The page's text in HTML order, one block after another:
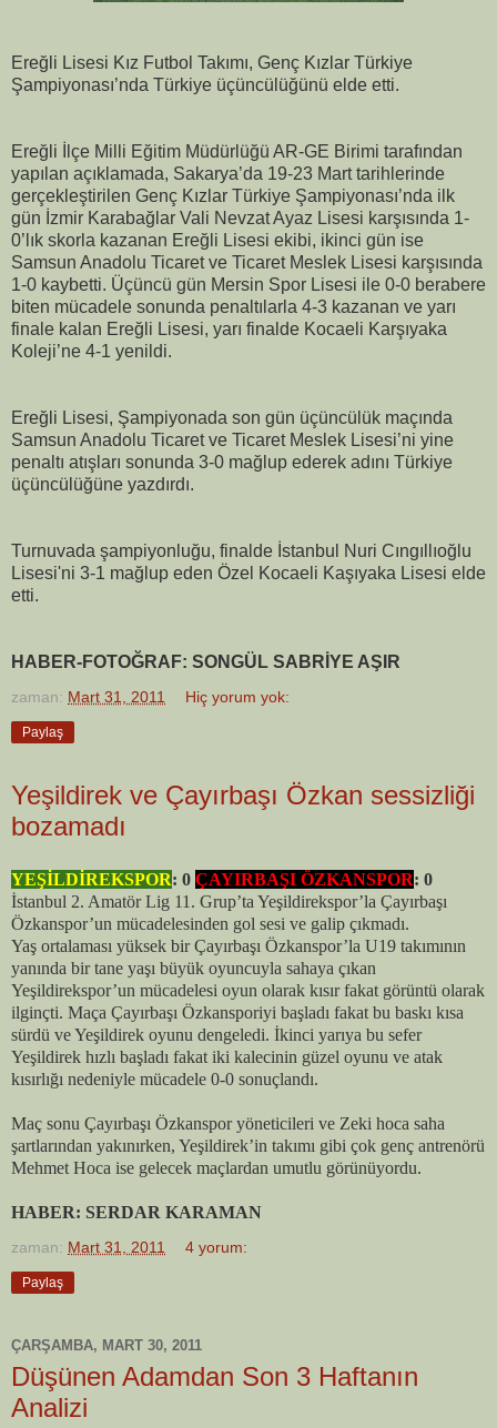
Ereğli Lisesi Kız Futbol Takımı, Genç Kızlar Türkiye
Şampiyonası’nda Türkiye üçüncülüğünü elde etti.
Ereğli İlçe Milli Eğitim Müdürlüğü AR-GE Birimi tarafından
yapılan açıklamada, Sakarya’da 19-23 Mart tarihlerinde
gerçekleştirilen Genç Kızlar Türkiye Şampiyonası’nda ilk
gün İzmir Karabağlar Vali Nevzat Ayaz Lisesi karşısında 1-
0’lık skorla kazanan Ereğli Lisesi ekibi, ikinci gün ise
Samsun Anadolu Ticaret ve Ticaret Meslek Lisesi karşısında
1-0 kaybetti. Üçüncü gün Mersin Spor Lisesi ile 0-0 berabere
biten mücadele sonunda penaltılarla 4-3 kazanan ve yarı
finale kalan Ereğli Lisesi, yarı finalde Kocaeli Karşıyaka
Koleji’ne 4-1 yenildi.
Ereğli Lisesi, Şampiyonada son gün üçüncülük maçında
Samsun Anadolu Ticaret ve Ticaret Meslek Lisesi’ni yine
penaltı atışları sonunda 3-0 mağlup ederek adını Türkiye
üçüncülüğüne yazdırdı.
Turnuvada şampiyonluğu, finalde İstanbul Nuri Cıngıllıoğlu
Lisesi'ni 3-1 mağlup eden Özel Kocaeli Kaşıyaka Lisesi elde
etti.
HABER-FOTOĞRAF: SONGÜL SABRİYE AŞIR
zaman: Mart 31, 2011 Hiç yorum yok:
Paylaş
Yeşildirek ve Çayırbaşı Özkan sessizliği
bozamadı
YEŞİLDİREKSPOR: 0 ÇAYIRBAŞI ÖZKANSPOR: 0
İstanbul 2. Amatör Lig 11. Grup’ta Yeşildirekspor’la Çayırbaşı
Özkanspor’un mücadelesinden gol sesi ve galip çıkmadı.
Yaş ortalaması yüksek bir Çayırbaşı Özkanspor’la U19 takımının
yanında bir tane yaşı büyük oyuncuyla sahaya çıkan
Yeşildirekspor’un mücadelesi oyun olarak kısır fakat görüntü olarak
ilginçti. Maça Çayırbaşı Özkansporiyi başladı fakat bu baskı kısa
sürdü ve Yeşildirek oyunu dengeledi. İkinci yarıya bu sefer
Yeşildirek hızlı başladı fakat iki kalecinin güzel oyunu ve atak
kısırlığı nedeniyle mücadele 0-0 sonuçlandı.
Maç sonu Çayırbaşı Özkanspor yöneticileri ve Zeki hoca saha
şartlarından yakınırken, Yeşildirek’in takımı gibi çok genç antrenörü
Mehmet Hoca ise gelecek maçlardan umutlu görünüyordu.
HABER: SERDAR KARAMAN
zaman: Mart 31, 2011 4 yorum:
Paylaş
ÇARŞAMBA, MART 30, 2011
Düşünen Adamdan Son 3 Haftanın
Analizi